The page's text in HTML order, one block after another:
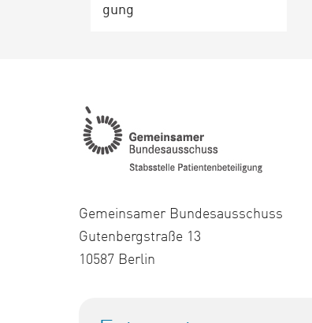
gung
Gemeinsamer Bundesausschuss
Gutenbergstraße 13
10587 Berlin